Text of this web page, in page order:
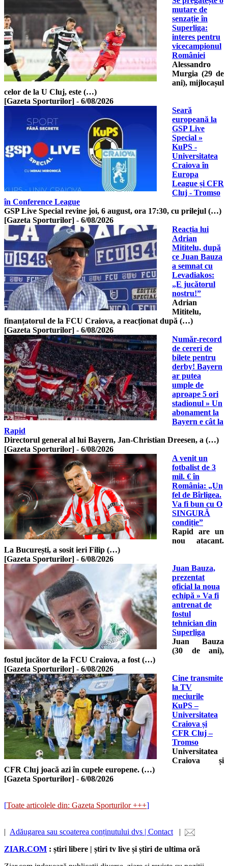
mutare de
senzație în
Superliga:
interes pentru
vicecampionul
României
Alessandro
Murgia (29 de
ani), mijlocașul
celor de la U Cluj, este (…)
[Gazeta Sporturilor] - 6/08/2026
Seară
europeană la
GSP Live
Special »
KuPS -
Universitatea
Craiova în
Europa
League și CFR
Cluj - Tromso
în Conference League
GSP Live Special revine joi, 6 august, ora 17:30, cu prilejul (…)
[Gazeta Sporturilor] - 6/08/2026
Reacția lui
Adrian
Mititelu, după
ce Juan Bauza
a semnat cu
Levadiakos:
„E jucătorul
nostru!”
Adrian
Mititelu,
finanțatorul de la FCU Craiova, a reacționat după (…)
[Gazeta Sporturilor] - 6/08/2026
Număr-record
de cereri de
bilete pentru
derby! Bayern
ar putea
umple de
aproape 5 ori
stadionul » Un
abonament la
Bayern e cât la
Rapid
Directorul general al lui Bayern, Jan-Christian Dreesen, a (…)
[Gazeta Sporturilor] - 6/08/2026
A venit un
fotbalist de 3
mil. € în
România: „Un
fel de Bîrligea.
Va fi bun cu O
SINGURĂ
condiție”
Rapid are un
nou atacant.
La București, a sosit ieri Filip (…)
[Gazeta Sporturilor] - 6/08/2026
Juan Bauza,
prezentat
oficial la noua
echipă » Va fi
antrenat de
fostul
tehnician din
Superliga
Juan Bauza
(30 de ani),
fostul jucător de la FCU Craiova, a fost (…)
[Gazeta Sporturilor] - 6/08/2026
Cine transmite
la TV
meciurile
KuPS –
Universitatea
Craiova și
CFR Cluj –
Tromso
Universitatea
Craiova și
CFR Cluj joacă azi în cupele europene. (…)
[Gazeta Sporturilor] - 6/08/2026
[Toate articolele din: Gazeta Sporturilor +++]
| Adăugarea sau scoaterea conținutului dvs | Contact |
ZIAR.COM : știri libere | știri tv live și știri de ultima oră